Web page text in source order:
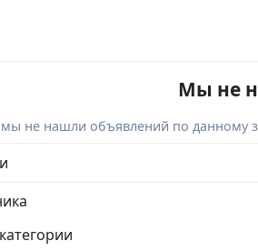
Мы не
не нашли объявлений по данному